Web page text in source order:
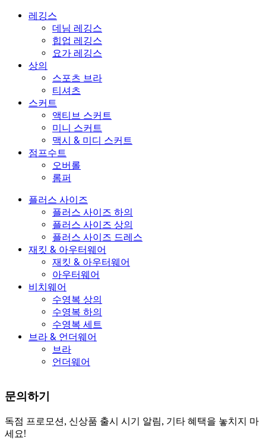
레깅스
데님 레깅스
힙업 레깅스
요가 레깅스
상의
스포츠 브라
티셔츠
스커트
액티브 스커트
미니 스커트
맥시 & 미디 스커트
점프수트
오버롤
롬퍼
플러스 사이즈
플러스 사이즈 하의
플러스 사이즈 상의
플러스 사이즈 드레스
재킷 & 아우터웨어
재킷 & 아우터웨어
아우터웨어
비치웨어
수영복 상의
수영복 하의
수영복 세트
브라 & 언더웨어
브라
언더웨어
문의하기
독점 프로모션, 신상품 출시 시기 알림, 기타 혜택을 놓치지 마
세요!